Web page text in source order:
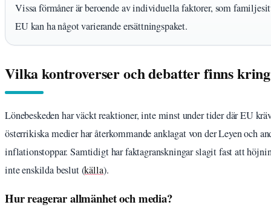
Vissa förmåner är beroende av individuella faktorer, som
EU kan ha något varierande ersättningspaket.
Vilka kontroverser och debatter finns
Lönebeskeden har väckt reaktioner, inte minst under tider där EU
österrikiska medier har återkommande anklagat von der Leyen och
inflationstoppar. Samtidigt har faktagranskningar slagit fast att
inte enskilda beslut (källa).
Hur reagerar allmänhet och media?